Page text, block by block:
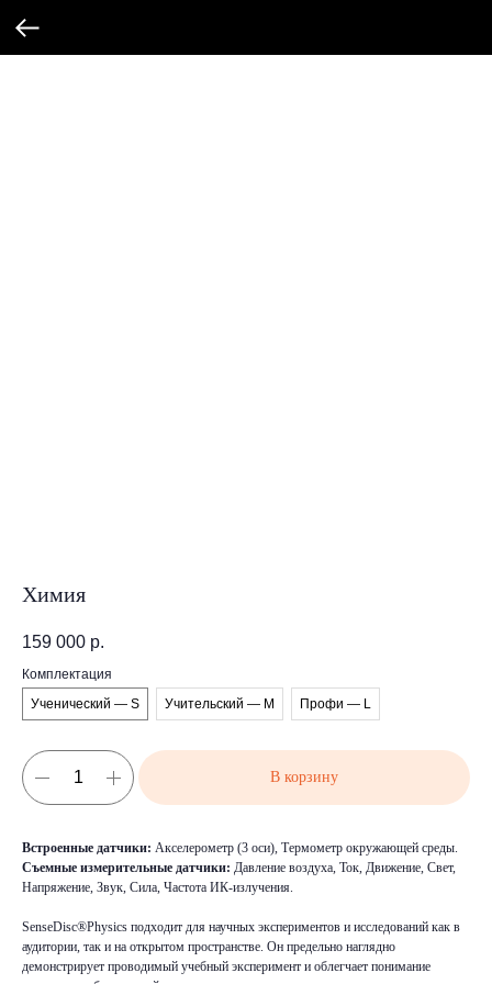
Химия
159 000 р.
Комплектация
Ученический — S
Учительский — M Профи — L
В корзину
Встроенные датчики: Акселерометр (3 оси), Термометр окружающей среды.
Съемные измерительные датчики: Давление воздуха, Ток, Движение, Свет,
Напряжение, Звук, Сила, Частота ИК-излучения.
SenseDisc®Physics подходит для научных экспериментов и исследований как в
аудитории, так и на открытом пространстве. Он предельно наглядно
демонстрирует проводимый учебный эксперимент и облегчает понимание